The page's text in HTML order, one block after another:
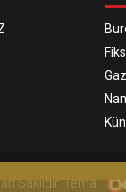
Saklıdır. Tema: